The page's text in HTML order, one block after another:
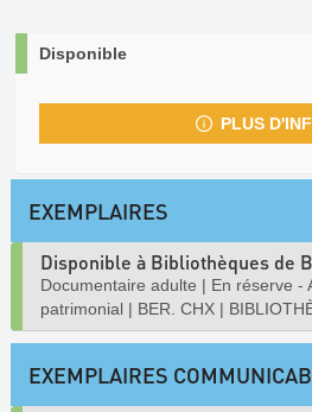
Disponible
PLUS
EXEMPLAIRES
Disponible à Bibliothèques de
Documentaire adulte | En réserve -
patrimonial | BER. CHX |
EXEMPLAIRES